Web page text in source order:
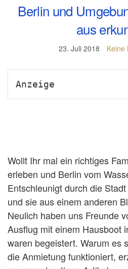
Berlin und
aus
23. Juli 2018 Keine
Anzeige
Wollt Ihr mal ein richtiges
erleben und Berlin vom
Entschleunigt durch die
und sie aus einem anderen
Neulich haben uns Freunde
Ausflug mit einem Hausboot
waren begeistert. Warum es
die Anmietung funktioniert,